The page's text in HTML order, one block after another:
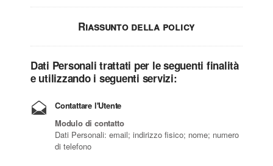
Riassunto della policy
Dati Personali trattati per le seguenti finalità
e utilizzando i seguenti servizi:
Contattare l'Utente
Modulo di contatto
Dati Personali: email; indirizzo fisico; nome; numero
di telefono